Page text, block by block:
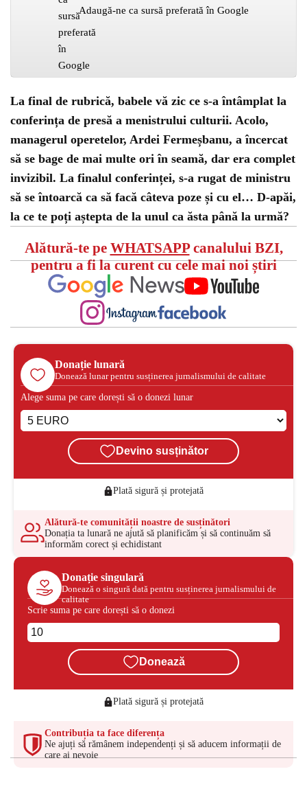
Adaugă-ne ca sursă preferată în Google
La final de rubrică, babele vă zic ce s-a întâmplat la
conferința de presă a menistrului culturii. Acolo,
managerul operetelor, Ardei Fermeșbanu, a încercat
să se bage de mai multe ori în seamă, dar era complet
invizibil. La finalul conferinței, s-a rugat de ministru
să se întoarcă ca să facă câteva poze și cu el… D-apăi,
la ce te poți aștepta de la unul ca ăsta până la urmă?
Alătură-te pe WHATSAPPcanalului BZI,
pentru a fi la curent cu cele mai noi știri
Donație lunară
Donează lunar pentru susținerea jurnalismului de calitate
Alege suma pe care dorești să o donezi lunar
Devino susținător
Plată sigură și protejată
Alătură-te comunității noastre de susținători
Donația ta lunară ne ajută să planificăm și să continuăm să
informăm corect și echidistant
Donație singulară
Donează o singură dată pentru susținerea jurnalismului de
calitate
Scrie suma pe care dorești să o donezi
Donează
Plată sigură și protejată
Contribuția ta face diferența
Ne ajuți să rămânem independenți și să aducem informații de
care ai nevoie